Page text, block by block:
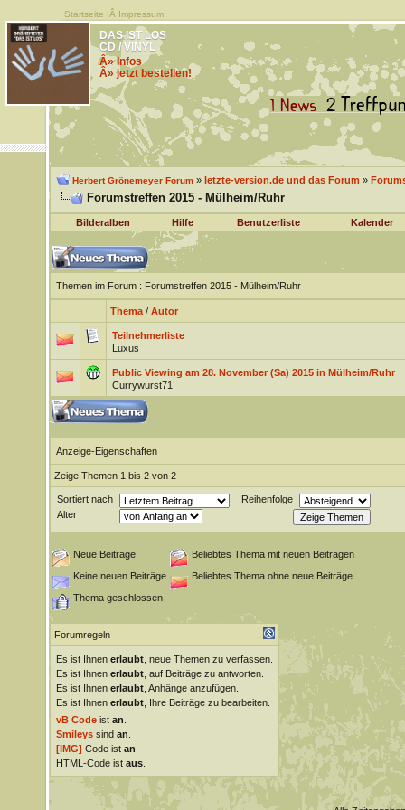
Startseite |Â Impressum
DAS IST LOS
CD / VINYL
Â» Infos
Â» jetzt bestellen!
Herbert Grönemeyer Forum» letzte-version.de und das Forum »
Forumstreffen 2015 - Mülheim/Ruhr
Bilderalben Hilfe Benutzerliste Kalender
Themen im Forum: Forumstreffen 2015 - Mülheim/Ruhr
Thema/ Autor
Teilnehmerliste
Luxus
Public Viewing am 28. November (Sa) 2015 in Mülheim/Ruhr
Currywurst71
Anzeige-Eigenschaften
Zeige Themen 1 bis 2 von 2
Sortiert nach
Reihenfolge
Alter
Neue Beiträge
Beliebtes Thema mit neuen Beiträgen
Keine neuen Beiträge
Beliebtes Thema ohne neue Beiträge
Thema geschlossen
Forumregeln
Es ist Ihnen erlaubt, neue Themen zu verfassen.
Es ist Ihnen erlaubt, auf Beiträge zu antworten.
Es ist Ihnen erlaubt, Anhänge anzufügen.
Es ist Ihnen erlaubt, Ihre Beiträge zu bearbeiten.
vB Codeist an
Smileyssind an
[IMG] Code ist an
HTML-Code ist aus.